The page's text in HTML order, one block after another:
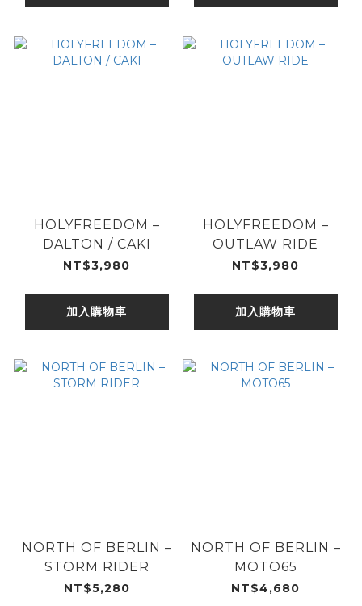
HOLYFREEDOM –
DALTON / CAKI
NT$3,980
加入購物車
HOLYFREEDOM –
OUTLAW RIDE
NT$3,980
加入購物車
NORTH OF BERLIN –
STORM RIDER
NT$5,280
NORTH OF BERLIN –
MOTO65
NT$4,680